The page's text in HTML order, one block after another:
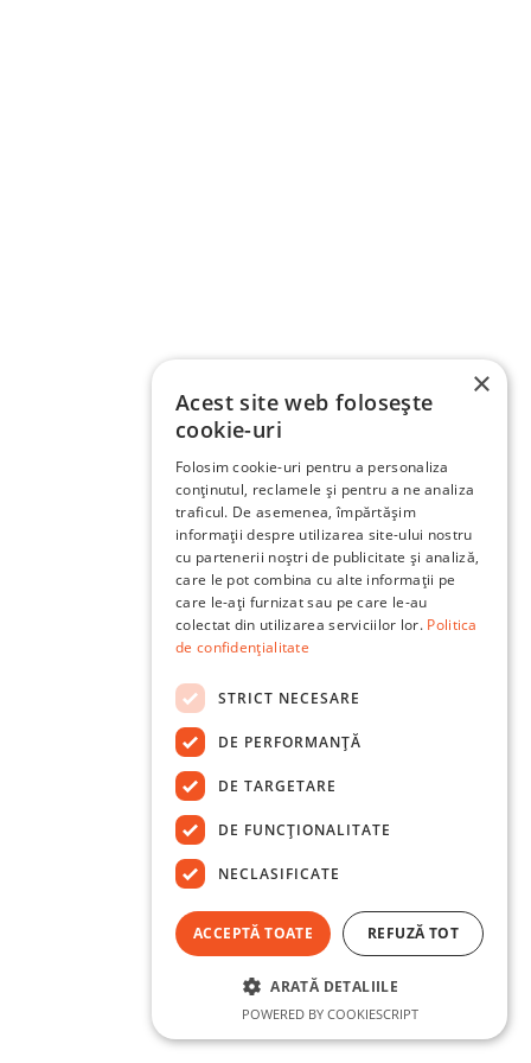
×
Acest site web folosește
cookie-uri
Folosim cookie-uri pentru a personaliza
conținutul, reclamele și pentru a ne analiza
traficul. De asemenea, împărtășim
informații despre utilizarea site-ului nostru
cu partenerii noștri de publicitate și analiză,
care le pot combina cu alte informații pe
care le-ați furnizat sau pe care le-au
colectat din utilizarea serviciilor lor. Politica
de confidențialitate
STRICT NECESARE
DE PERFORMANȚĂ
DE TARGETARE
DE FUNCŢIONALITATE
NECLASIFICATE
ACCEPTĂ TOATE REFUZĂ TOT
ARATĂ DETALIILE
POWERED BY COOKIESCRIPT